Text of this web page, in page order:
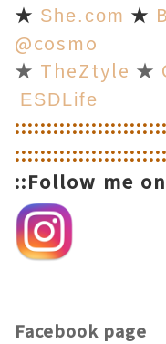
★ She.com ★
@cosmo
★ TheZtyle ★
ESDLife
::::::::::::::::::::::::
:::::::::::::::::::::::
::Follow me
Facebook page